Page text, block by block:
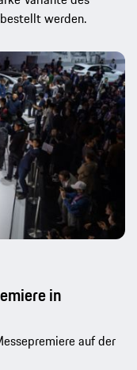
werden.
in
auf der